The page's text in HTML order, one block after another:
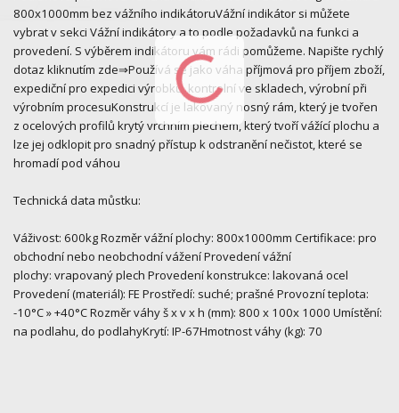
800x1000mm bez vážního indikátoruVážní indikátor si můžete
vybrat v sekci Vážní indikátory a to podle požadavků na funkci a
provedení. S výběrem indikátoru vám rádi pomůžeme. Napište rychlý
dotaz kliknutím zde⇒Používá se jako váha příjmová pro příjem zboží,
expediční pro expedici výrobků, kontrolní ve skladech, výrobní při
výrobním procesuKonstrukcí je lakovaný nosný rám, který je tvořen
z ocelových profilů krytý vrchním plechem, který tvoří vážící plochu a
lze jej odklopit pro snadný přístup k odstranění nečistot, které se
hromadí pod váhou
Technická data můstku:
Váživost: 600kg Rozměr vážní plochy: 800x1000mm Certifikace: pro
obchodní nebo neobchodní vážení Provedení vážní
plochy: vrapovaný plech Provedení konstrukce: lakovaná ocel
Provedení (materiál): FE Prostředí: suché; prašné Provozní teplota:
-10°C » +40°C Rozměr váhy š x v x h (mm): 800 x 100x 1000 Umístění:
na podlahu, do podlahyKrytí: IP-67Hmotnost váhy (kg): 70